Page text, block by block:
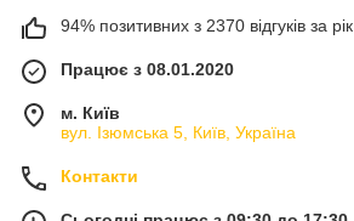
94% позитивних з 2370 відгуків за рік
Працює з 08.01.2020
м. Київ
вул. Ізюмська 5, Київ, Україна
Контакти